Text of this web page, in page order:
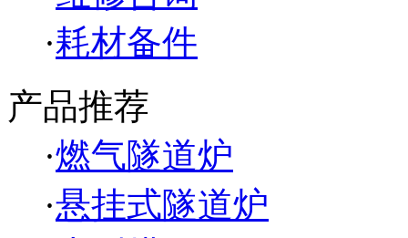
·耗材备件
产品推荐
·燃气隧道炉
·悬挂式隧道炉